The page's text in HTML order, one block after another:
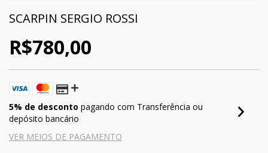
SCARPIN SERGIO ROSSI
R$780,00
5% de desconto pagando com Transferência ou
depósito bancário
VER MEIOS DE PAGAMENTO